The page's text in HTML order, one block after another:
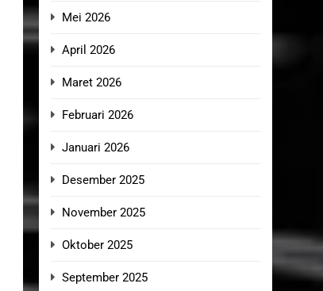
Mei 2026
April 2026
Maret 2026
Februari 2026
Januari 2026
Desember 2025
November 2025
Oktober 2025
September 2025